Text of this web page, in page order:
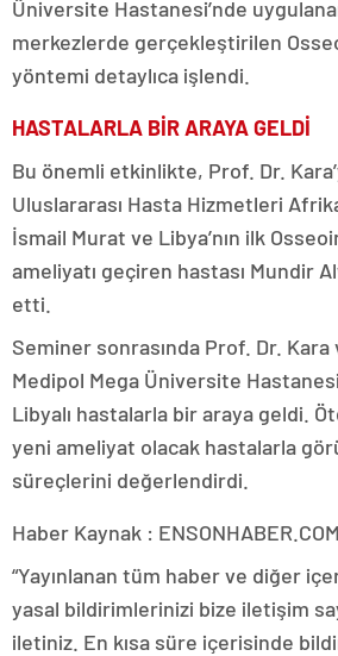
Üniversite Hastanesi’nde
merkezlerde gerçekleştirilen
yöntemi detaylıca işlendi.
HASTALARLA BİR ARAYA GELDİ
Bu önemli etkinlikte, Prof. Dr.
Uluslararası Hasta Hizmetleri
İsmail Murat ve Libya’nın ilk
ameliyatı geçiren hastası Mundir
etti.
Seminer sonrasında Prof. Dr. Kara
Medipol Mega Üniversite
Libyalı hastalarla bir araya geldi.
yeni ameliyat olacak hastalarla
süreçlerini değerlendirdi.
Haber Kaynak : ENSONHABER.COM
“Yayınlanan tüm haber ve diğer
yasal bildirimlerinizi bize iletişim
iletiniz. En kısa süre içerisinde